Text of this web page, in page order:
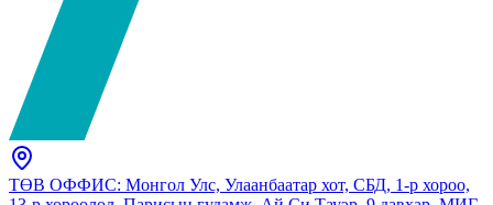
ТӨВ ОФФИС: Монгол Улс, Улаанбаатар хот, СБД, 1-р хороо,